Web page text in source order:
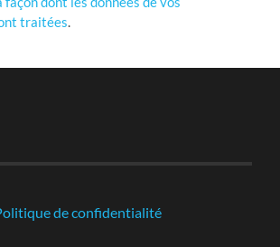
traitées.
de confidentialité